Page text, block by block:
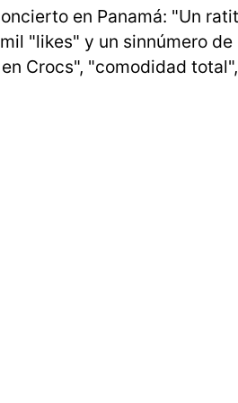
en Panamá: "Un
"likes" y un sinnúmero de
Crocs", "comodidad total",